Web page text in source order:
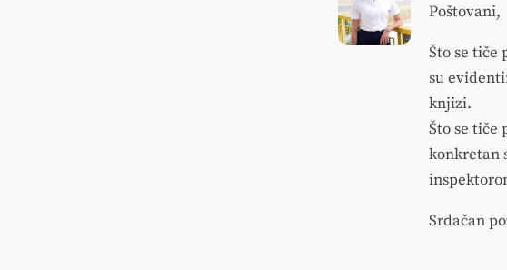
Poštovani,
Što se
su
knjizi.
Što se tiče
konkretan
Srdačan